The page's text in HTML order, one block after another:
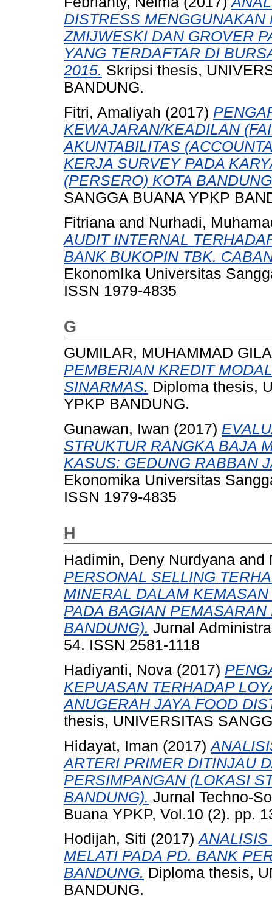
DISTRESS MENGGUNAKAN
ZMIJWESKI DAN GROVER
YANG TERDAFTAR DI
2015. Skripsi thesis,
BANDUNG.
Fitri, Amaliyah (2017)
KEWAJARAN/KEADILAN
AKUNTABILITAS
KERJA SURVEY PADA
(PERSERO) KOTA
SANGGA BUANA YPKP
Fitriana and Nurhadi,
AUDIT INTERNAL
BANK BUKOPIN TBK.
EkonomIka Universitas
ISSN 1979-4835
G
GUMILAR, MUHAMMAD
PEMBERIAN KREDIT
SINARMAS. Diploma thesis,
YPKP BANDUNG.
Gunawan, Iwan (2017)
STRUKTUR RANGKA BAJA
KASUS: GEDUNG RABBAN
Ekonomika Universitas
ISSN 1979-4835
H
Hadimin, Deny Nurdyana and
PERSONAL SELLING
MINERAL DALAM
PADA BAGIAN
BANDUNG). Jurnal
54. ISSN 2581-1118
Hadiyanti, Nova (2017)
KEPUASAN TERHADAP
ANUGERAH JAYA FOOD
thesis, UNIVERSITAS
Hidayat, Iman (2017)
ARTERI PRIMER DITINJAU
PERSIMPANGAN (LOKASI
BANDUNG). Jurnal Techno-
Buana YPKP, Vol.10 (2). pp.
Hodijah, Siti (2017)ANALISIS
MELATI PADA PD. BANK
BANDUNG. Diploma thesis,
BANDUNG.